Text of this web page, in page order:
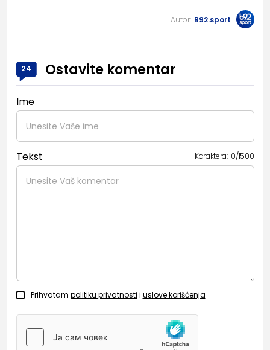
Autor: B92.sport
24 Ostavite komentar
Ime
Tekst Karaktera: 0/1500
Prihvatam politiku privatnosti i uslove korišćenja